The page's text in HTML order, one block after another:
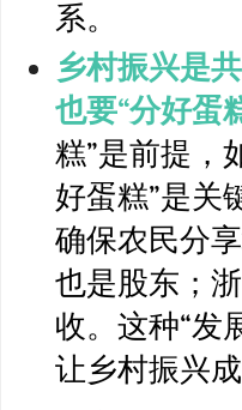
系。
乡村振兴是
也要“分好蛋
糕”是前提，
好蛋糕”是关
确保农民分
也是股东；
收。这种“发
让乡村振兴成